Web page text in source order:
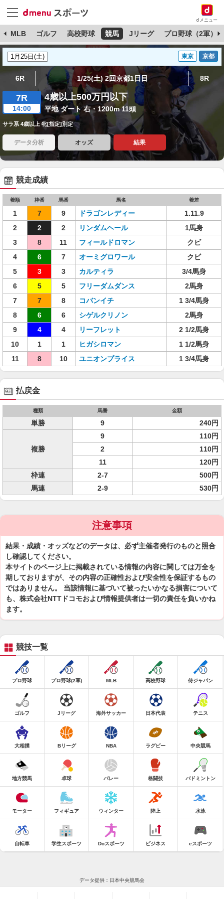
dメニュー
MLB ゴルフ 高校野球 競馬 Jリーグ プロ野球（2軍）
東京 京都
6R 1/25(土) 2回京都1日目 8R
7R
14:00
4歳以上500万円以下
平地 ダート 右・1200m 11頭
サラ系 4歳以上 牝[指定]別定
データ分析 オッズ 結果
競走成績
着順 枠番 馬番 馬名 着差
1 7 9 ドラゴンレディー
1.11.9
2
2 2 リンダムヘール
1馬身
3
8 11 フィールドロマン
クビ
4
6 7 オーミグロワール
クビ
5
3 3 カルティラ
3/4馬身
6
5 5 フリーダムダンス
2馬身
7
7 8 コバンイチ
1 3/4馬身
8
6 6 シゲルクリノン
2馬身
9
4 4 リーフレット
2 1/2馬身
10
1 1 ヒガシロマン
1 1/2馬身
11
8 10 ユニオンプライス 1 3/4馬身
払戻金
種類 馬番 金額
単勝 9 240円
複勝
9
110円
2
110円
11
120円
枠連
2-7
500円
馬連
2-9 530円
注意事項
結果・成績・オッズなどのデータは、必ず主催者発行のものと照合
し確認してください。
本サイトのページ上に掲載されている情報の内容に関しては万全を
期しておりますが、その内容の正確性および安全性を保証するもの
ではありません。 当該情報に基づいて被ったいかなる損害について
も、株式会社NTTドコモおよび情報提供者は一切の責任を負いかね
ます。
競技一覧
プロ野球 プロ野球(2軍) MLB 高校野球 侍ジャパン
ゴルフ Jリーグ 海外サッカー 日本代表 テニス
大相撲 Bリーグ NBA ラグビー 中央競馬
地方競馬 卓球 バレー 格闘技 バドミントン
モーター フィギュア ウィンター 陸上 水泳
自転車 学生スポーツ Doスポーツ ビジネス eスポーツ
データ提供：日本中央競馬会